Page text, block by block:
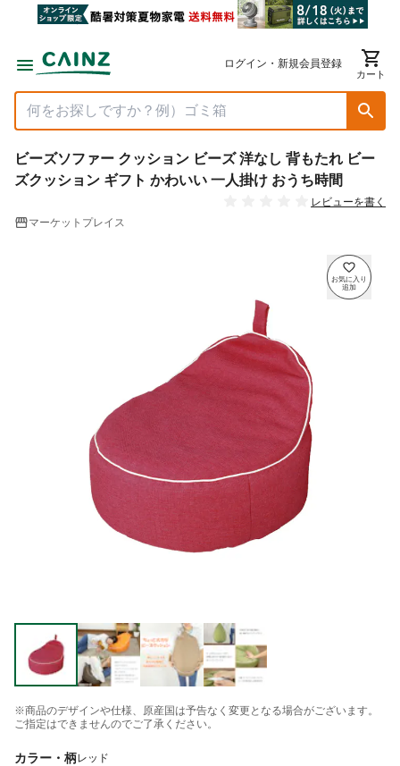
ログイン・新規会員登録
カート
ビーズソファー クッション ビーズ 洋なし 背もたれ ビー
ズクッション ギフト かわいい 一人掛け おうち時間
レビューを書く
マーケットプレイス
※商品のデザインや仕様、原産国は予告なく変更となる場合がございます。
ご指定はできませんのでご了承ください。
カラー・柄レッド